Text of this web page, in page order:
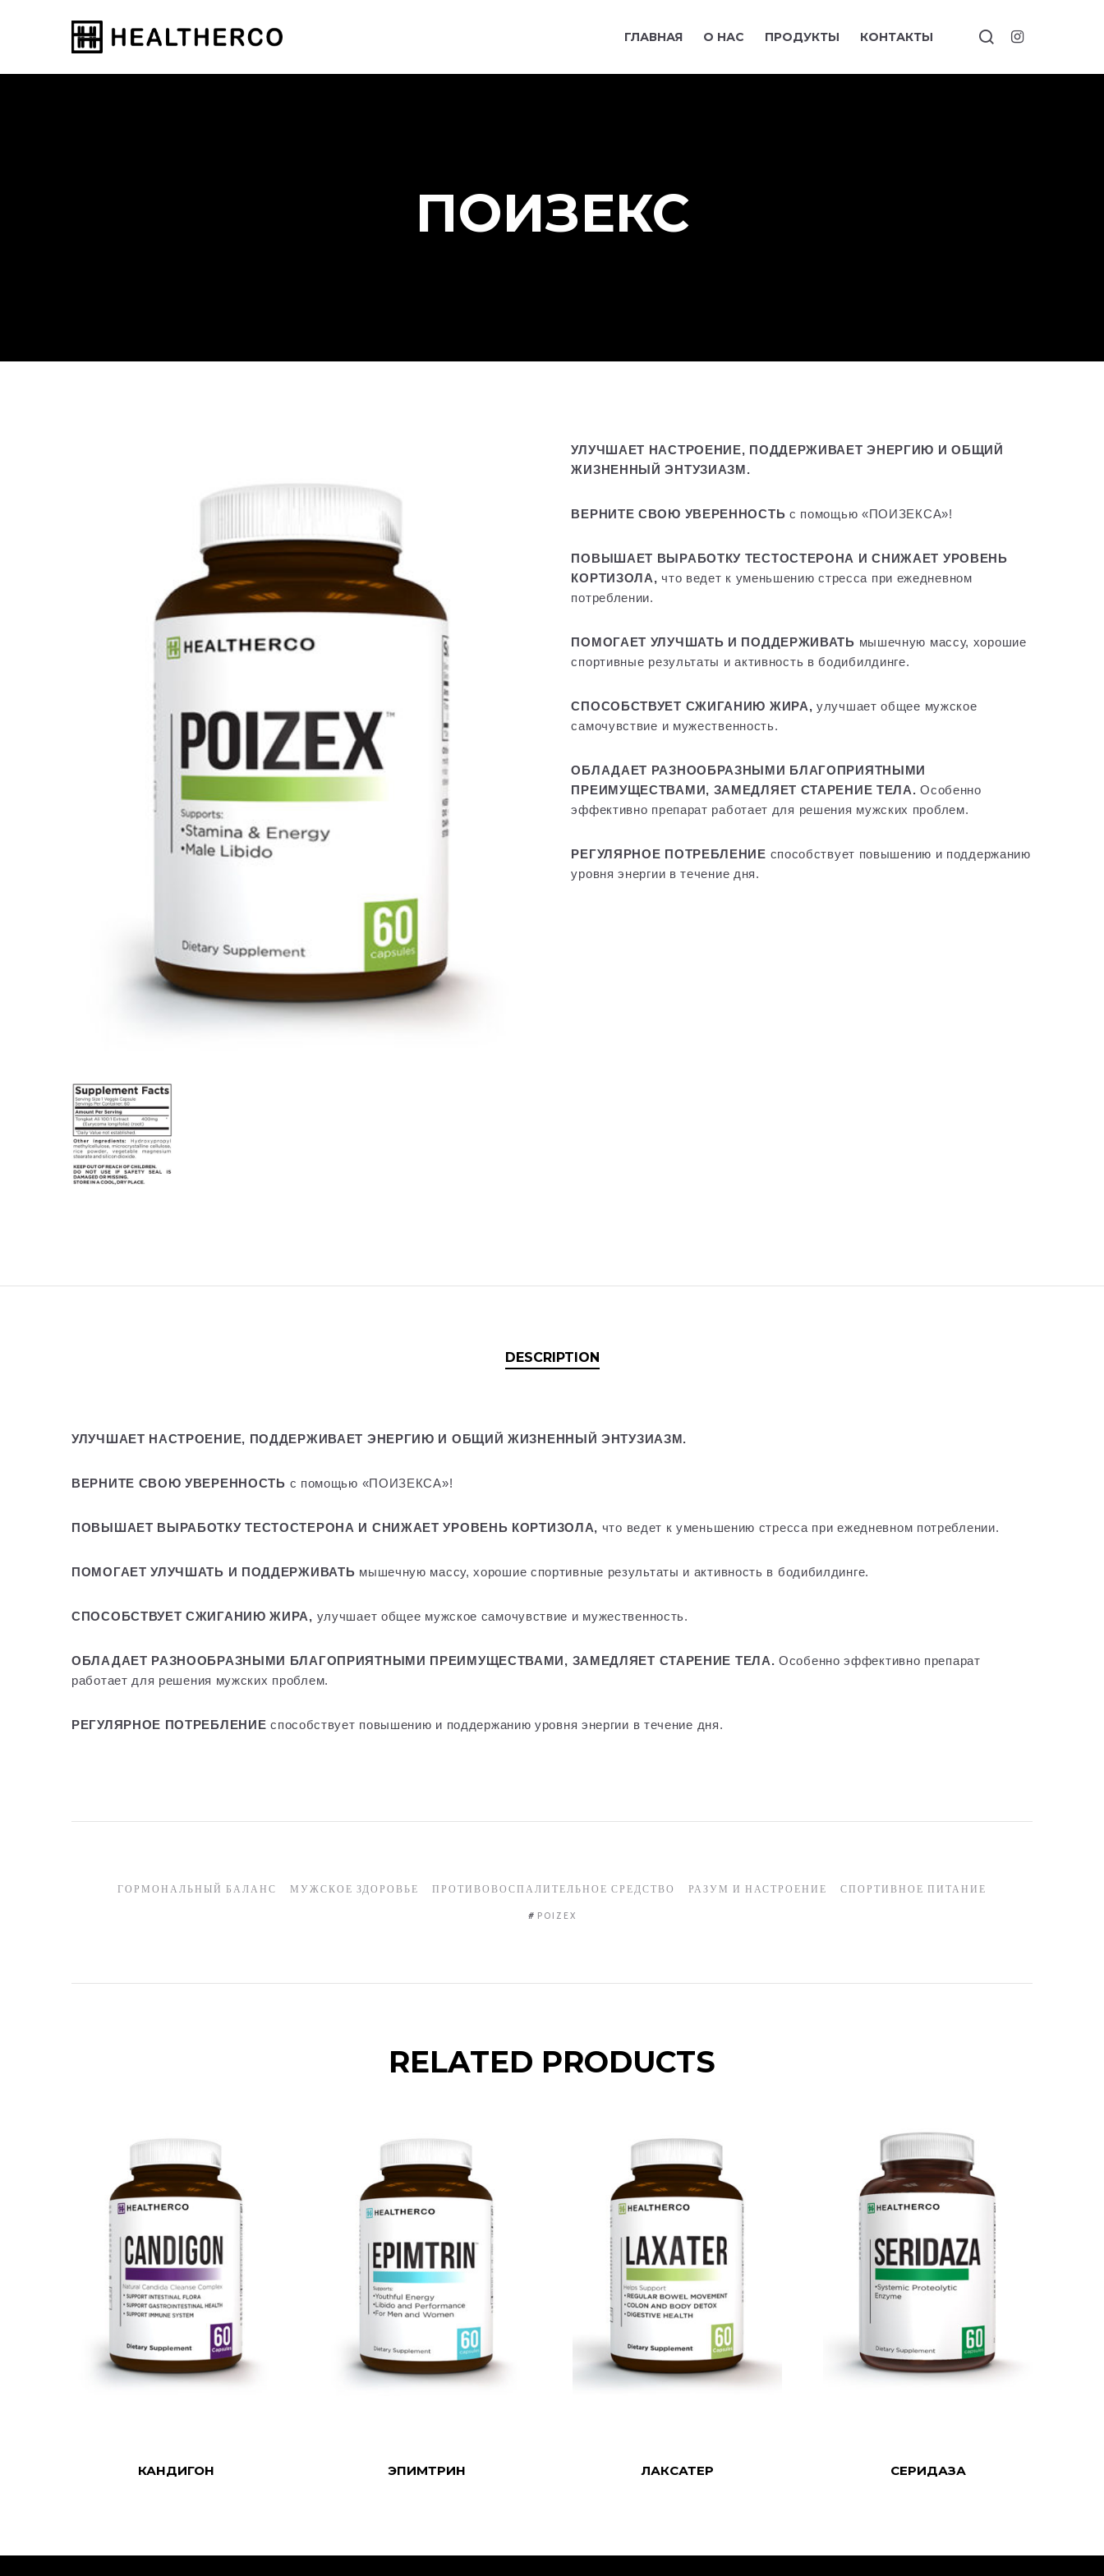
ГЛАВНАЯ О НАС ПРОДУКТЫ КОНТАКТЫ
ПОИЗЕКС
УЛУЧШАЕТ НАСТРОЕНИЕ, ПОДДЕРЖИВАЕТ ЭНЕРГИЮ И ОБЩИЙ
ЖИЗНЕННЫЙ ЭНТУЗИАЗМ.
ВЕРНИТЕ СВОЮ УВЕРЕННОСТЬ с помощью «ПОИЗЕКСА»!
ПОВЫШАЕТ ВЫРАБОТКУ ТЕСТОСТЕРОНА И СНИЖАЕТ УРОВЕНЬ
КОРТИЗОЛА, что ведет к уменьшению стресса при ежедневном
потреблении.
ПОМОГАЕТ УЛУЧШАТЬ И ПОДДЕРЖИВАТЬ мышечную массу, хорошие
спортивные результаты и активность в бодибилдинге.
СПОСОБСТВУЕТ СЖИГАНИЮ ЖИРА, улучшает общее мужское
самочувствие и мужественность.
ОБЛАДАЕТ РАЗНООБРАЗНЫМИ БЛАГОПРИЯТНЫМИ
ПРЕИМУЩЕСТВАМИ, ЗАМЕДЛЯЕТ СТАРЕНИЕ ТЕЛА. Особенно
эффективно препарат работает для решения мужских проблем.
РЕГУЛЯРНОЕ ПОТРЕБЛЕНИЕ способствует повышению и поддержанию
уровня энергии в течение дня.
DESCRIPTION
УЛУЧШАЕТ НАСТРОЕНИЕ, ПОДДЕРЖИВАЕТ ЭНЕРГИЮ И ОБЩИЙ ЖИЗНЕННЫЙ ЭНТУЗИАЗМ.
ВЕРНИТЕ СВОЮ УВЕРЕННОСТЬ с помощью «ПОИЗЕКСА»!
ПОВЫШАЕТ ВЫРАБОТКУ ТЕСТОСТЕРОНА И СНИЖАЕТ УРОВЕНЬ КОРТИЗОЛА, что ведет к уменьшению стресса при ежедневном потреблении.
ПОМОГАЕТ УЛУЧШАТЬ И ПОДДЕРЖИВАТЬ мышечную массу, хорошие спортивные результаты и активность в бодибилдинге.
СПОСОБСТВУЕТ СЖИГАНИЮ ЖИРА, улучшает общее мужское самочувствие и мужественность.
ОБЛАДАЕТ РАЗНООБРАЗНЫМИ БЛАГОПРИЯТНЫМИ ПРЕИМУЩЕСТВАМИ, ЗАМЕДЛЯЕТ СТАРЕНИЕ ТЕЛА. Особенно эффективно препарат
работает для решения мужских проблем.
РЕГУЛЯРНОЕ ПОТРЕБЛЕНИЕ способствует повышению и поддержанию уровня энергии в течение дня.
ГОРМОНАЛЬНЫЙ БАЛАНС МУЖСКОЕ ЗДОРОВЬЕ ПРОТИВОВОСПАЛИТЕЛЬНОЕ СРЕДСТВО РАЗУМ И НАСТРОЕНИЕ СПОРТИВНОЕ ПИТАНИЕ
POIZEX
RELATED PRODUCTS
КАНДИГОН ЭПИМТРИН ЛАКСАТЕР СЕРИДАЗА